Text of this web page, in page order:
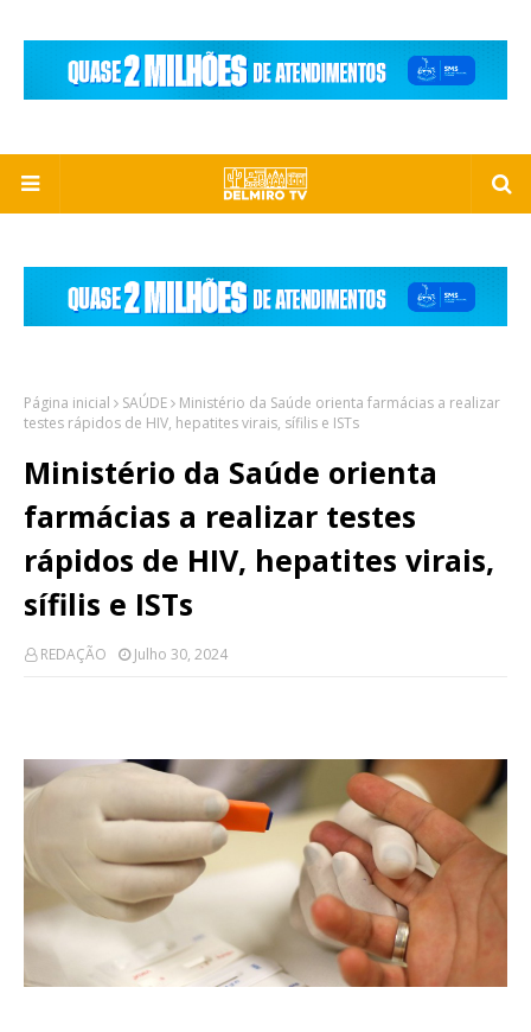
Página inicial SAÚDE
Ministério da Saúde orienta farmácias a realizar
testes rápidos de HIV, hepatites virais, sífilis e ISTs
Ministério da Saúde orienta
farmácias a realizar testes
rápidos de HIV, hepatites virais,
sífilis e ISTs
REDAÇÃO Julho 30, 2024